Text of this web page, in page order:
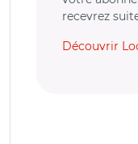
recevrez
Découvrir